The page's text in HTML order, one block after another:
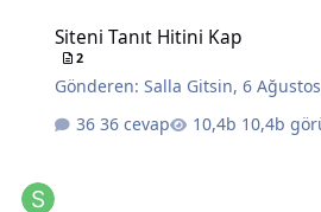
Siteni Tanıt Hitini Kap
2
Gönderen:Salla Gitsin,6
36 cevap
10,4b